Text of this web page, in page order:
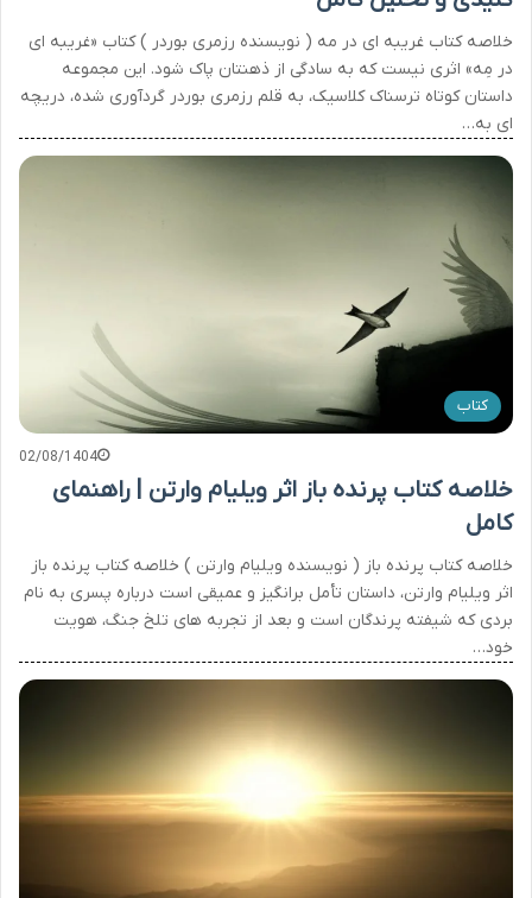
خلاصه کتاب غریبه ای در مه ( نویسنده رزمری بوردر ) کتاب «غریبه ای
در مِه» اثری نیست که به سادگی از ذهنتان پاک شود. این مجموعه
داستان کوتاه ترسناک کلاسیک، به قلم رزمری بوردر گردآوری شده، دریچه
ای به…
کتاب
02/08/1404
خلاصه کتاب پرنده باز اثر ویلیام وارتن | راهنمای
کامل
خلاصه کتاب پرنده باز ( نویسنده ویلیام وارتن ) خلاصه کتاب پرنده باز
اثر ویلیام وارتن، داستان تأمل برانگیز و عمیقی است درباره پسری به نام
بردی که شیفته پرندگان است و بعد از تجربه های تلخ جنگ، هویت
خود…